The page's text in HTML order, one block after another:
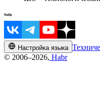
Настройка языка
© 2006–2026, Habr